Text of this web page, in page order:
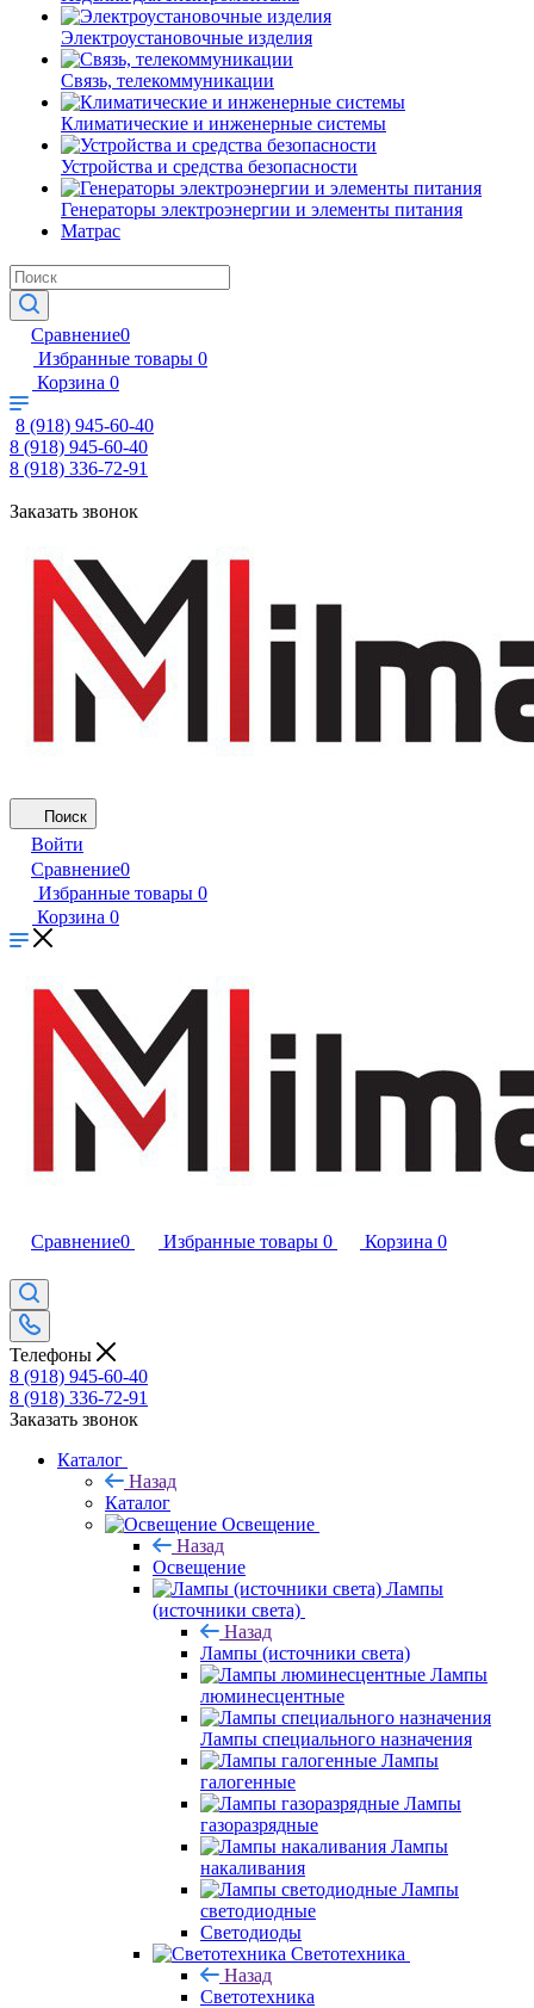
Электроустановочные изделия
Связь, телекоммуникации
Климатические и инженерные системы
Устройства и средства безопасности
Генераторы электроэнергии и элементы питания
Матрас
Сравнение0
Избранные товары 0
Корзина 0
8 (918) 945-60-40
8 (918) 945-60-40
8 (918) 336-72-91
Заказать звонок
Поиск
Войти
Сравнение0
Избранные товары 0
Корзина 0
Сравнение0 Избранные товары 0 Корзина 0
Телефоны
8 (918) 945-60-40
8 (918) 336-72-91
Заказать звонок
Каталог
Назад
Каталог
Освещение
Назад
Освещение
Лампы
(источники света)
Назад
Лампы (источники света)
Лампы
люминесцентные
Лампы специального назначения
Лампы
галогенные
Лампы
газоразрядные
Лампы
накаливания
Лампы
светодиодные
Светодиоды
Светотехника
Назад
Светотехника